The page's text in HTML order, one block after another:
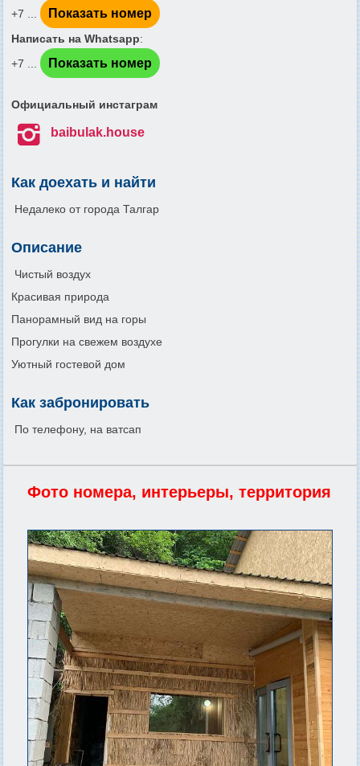
+7 ...
Показать номер
Написать на Whatsapp:
+7 ...
Показать номер
Официальный инстаграм
 baibulak.house
Как доехать и найти
Недалеко от города Талгар
Описание
Чистый воздух
Красивая природа
Панорамный вид на горы
Прогулки на свежем воздухе
Уютный гостевой дом
Как забронировать
По телефону, на ватсап
Фото номера, интерьеры, территория